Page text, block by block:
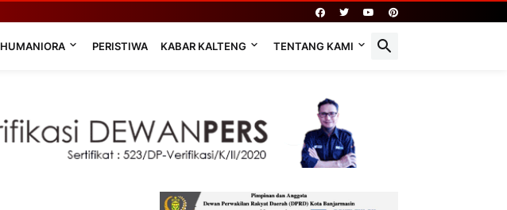
HUMANIORA PERISTIWA KABAR KALTENG TENTANG KAMI